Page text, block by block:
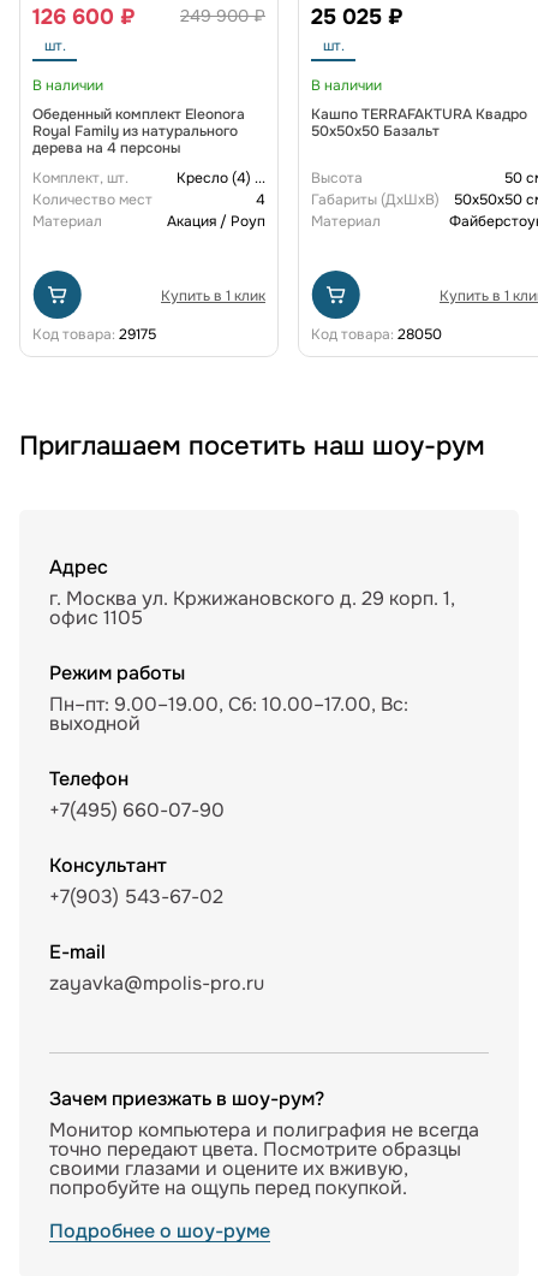
249 900 ₽
126 600 ₽
шт.
В наличии
Обеденный комплект Eleonora
Royal Family из натурального
дерева на 4 персоны
Комплект, шт.
Кресло (4) ...
Количество мест
4
Материал
Акация / Роуп
Купить в 1 клик
Код товара: 29175
25 025 ₽
шт.
В наличии
Кашпо TERRAFAKTURA Квадро
50x50x50 Базальт
Высота
50
Габариты (ДxШxВ)
50x50x50
Материал
Купить в 1
Код товара: 28050
Приглашаем посетить наш шоу-рум
Адрес
г. Москва ул. Кржижановского д. 29 корп. 1,
офис 1105
Режим работы
Пн–пт: 9.00–19.00, Сб: 10.00–17.00, Вс:
выходной
Телефон
+7(495) 660-07-90
Консультант
+7(903) 543-67-02
E-mail
zayavka@mpolis-pro.ru
Зачем приезжать в шоу-рум?
Монитор компьютера и полиграфия не всегда
точно передают цвета. Посмотрите образцы
своими глазами и оцените их вживую,
попробуйте на ощупь перед покупкой.
Подробнее о шоу-руме